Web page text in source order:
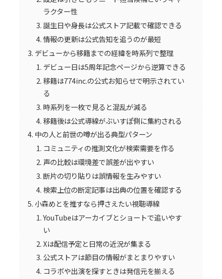
ラクター性
誕生日や身長は公式ストア記載で確認できる
情報の更新は公式告知を追うのが最短
デビューから移籍までの経緯を時系列で整理
デビュー日は5周年記念ページから逆算できる
移籍は774inc.の公式お知らせで明示されてい
る
時系列を一枚で見ると混乱が減る
移籍後は公式導線がぶいすぽ側に集約される
中の人と前世の噂が出る典型パターン
コミュニティの推測文化が検索需要を作る
声の比較は環境差で誤差が出やすい
断片の切り貼りは誤情報を生みやすい
検索上位の断定記事は出典の位置を確認する
小森めとを推すなら押さえたい視聴導線
YouTubeはアーカイブとショートで追いやす
い
Xは配信予定と日常の近況が集まる
公式ストアは節目の情報がまとまりやすい
コラボや出演を探すときは発信元を揃える